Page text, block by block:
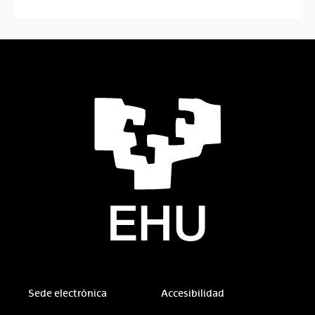
Sede electrónica Accesibilidad